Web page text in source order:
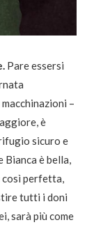
Pare essersi
–
è
sicuro e
è bella,
così perfetta,
tutti i doni
sarà più come